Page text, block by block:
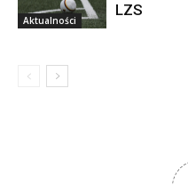
Aktualności
LZS